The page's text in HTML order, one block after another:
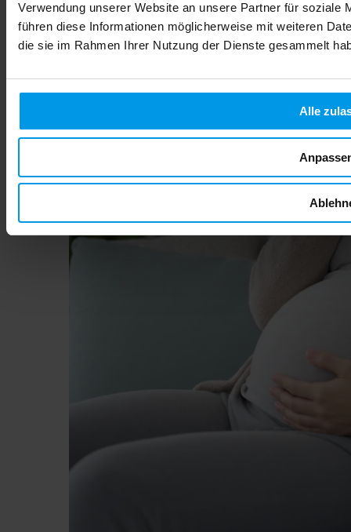
Verwendung unserer Website an unsere Partner für soziale
führen diese Informationen möglicherweise mit weiteren
die sie im Rahmen Ihrer Nutzung der Dienste gesammelt
Alle